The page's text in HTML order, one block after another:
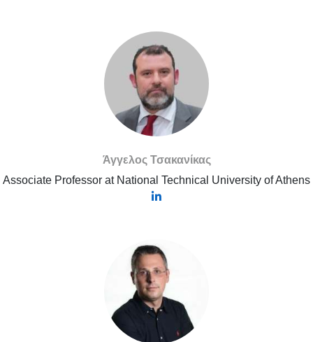
Άγγελος Τσακανίκας
Associate Professor at National Technical University of Athens